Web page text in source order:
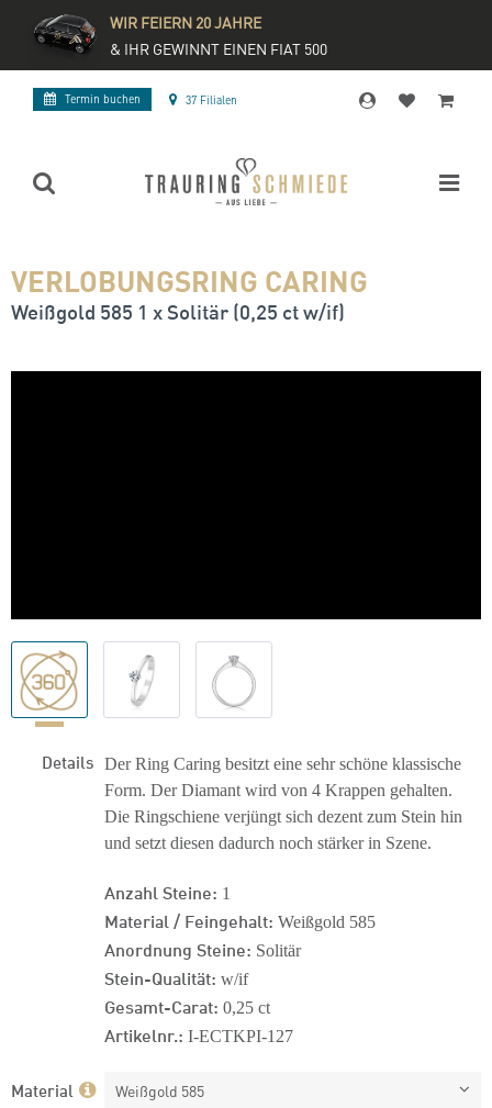
WIR FEIERN 20 JAHRE
& IHR GEWINNT EINEN FIAT 500
Termin buchen 37 Filialen
VERLOBUNGSRING CARING
Weißgold 585 1 x Solitär (0,25 ct w/if)
Details Der Ring Caring besitzt eine sehr schöne klassische
Form. Der Diamant wird von 4 Krappen gehalten.
Die Ringschiene verjüngt sich dezent zum Stein hin
und setzt diesen dadurch noch stärker in Szene.
Anzahl Steine: 1
Material / Feingehalt: Weißgold 585
Anordnung Steine: Solitär
Stein-Qualität: w/if
Gesamt-Carat: 0,25 ct
Artikelnr.: I-ECTKPI-127
Material Weißgold 585